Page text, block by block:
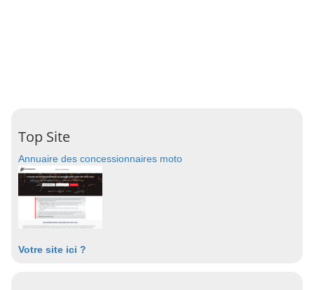
Top Site
Annuaire des concessionnaires moto
Votre site ici ?